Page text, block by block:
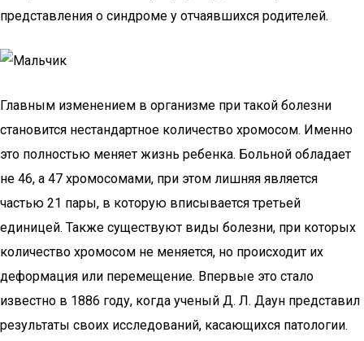
представления о синдроме у отчаявшихся родителей.
Главным изменением в организме при такой болезни
становится нестандартное количество хромосом. Именно
это полностью меняет жизнь ребенка. Больной обладает
не 46, а 47 хромосомами, при этом лишняя является
частью 21 пары, в которую вписывается третьей
единицей. Также существуют виды болезни, при которых
количество хромосом не меняется, но происходит их
деформация или перемещение. Впервые это стало
известно в 1886 году, когда ученый Д. Л. Даун представил
результаты своих исследований, касающихся патологии.